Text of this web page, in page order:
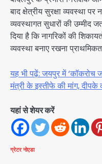
बाद क्षेत्रीय सुरक्षा व्यवस्था
व्यवस्थागत सुधारों की उम्मीद
दिया है कि नागरिकों की
व्यवस्था बनाए रखना
यह भी पढ़ें: जयपुर में ‘कॉकरोच
मंत्री के इस्तीफे की मांग, दीपके
यहां से शेयर करें
ग्रेटर नोएडा